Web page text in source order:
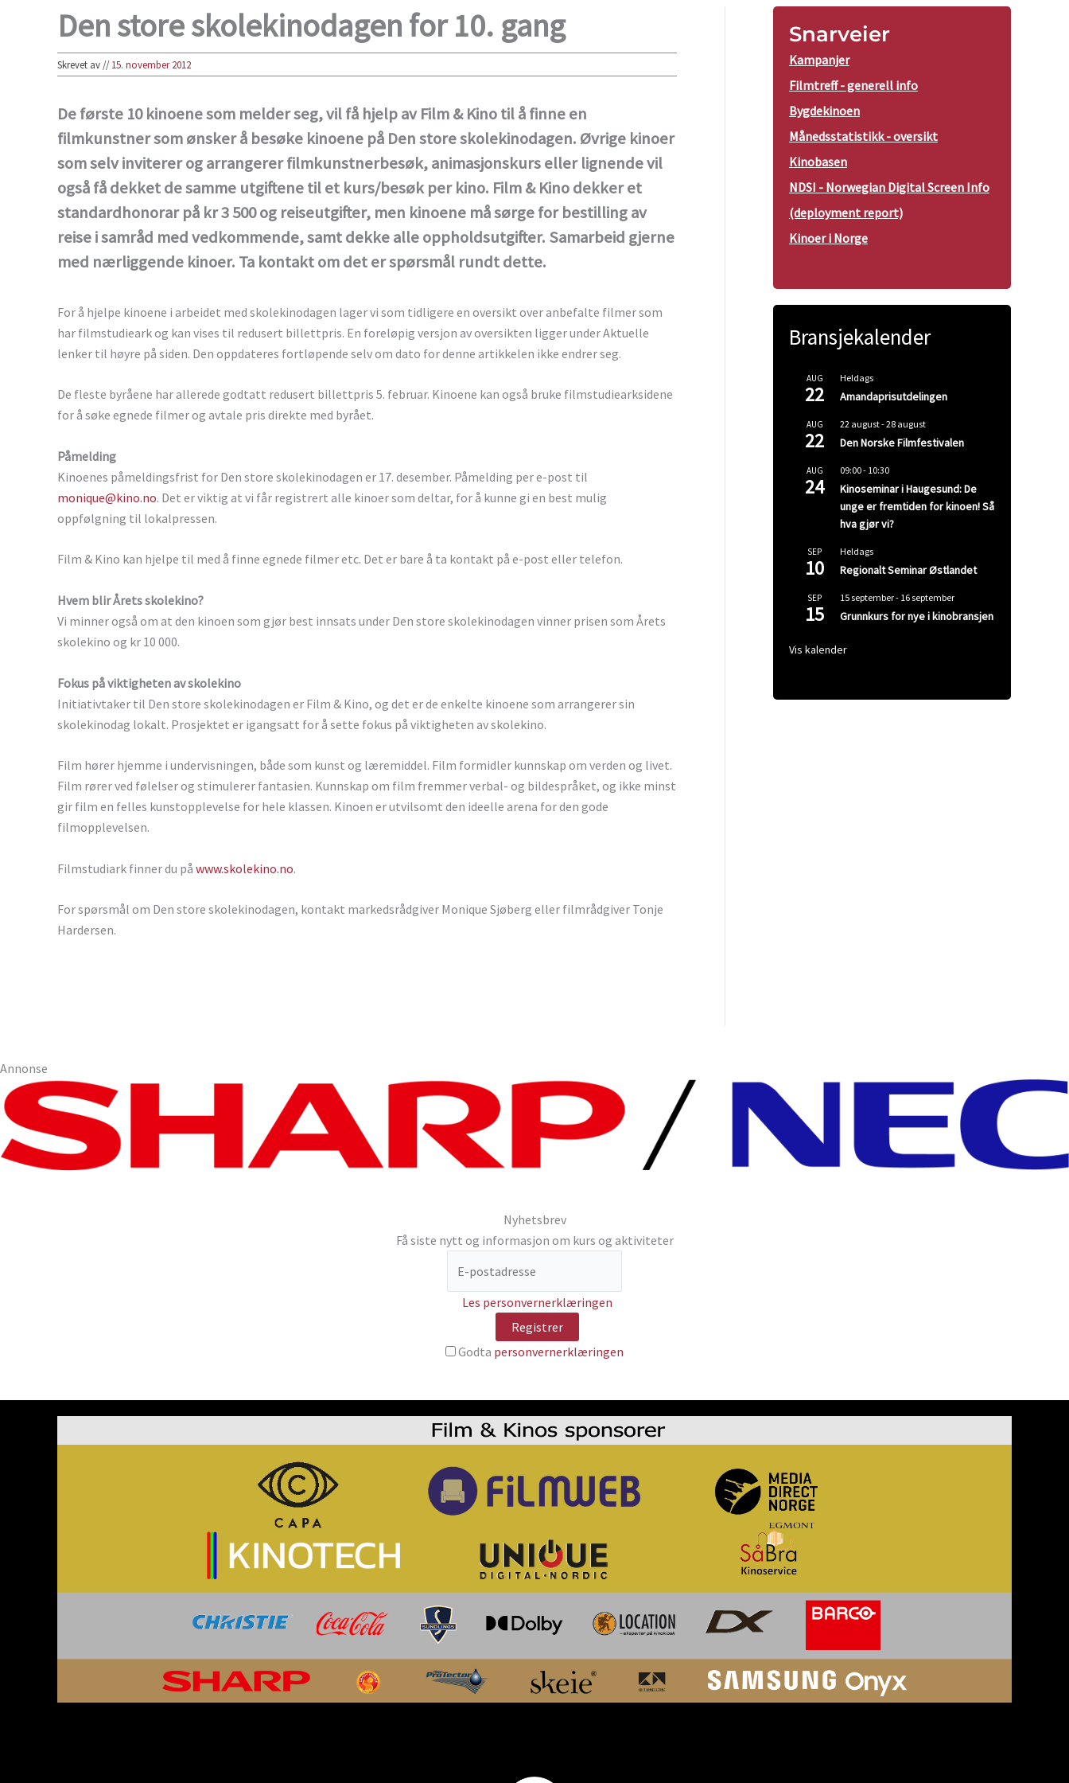
Den store skolekinodagen for 10. gang
Skrevet av//15. november 2012
De første 10 kinoene som melder seg, vil få hjelp av Film & Kino til å finne en
filmkunstner som ønsker å besøke kinoene på Den store skolekinodagen. Øvrige kinoer
som selv inviterer og arrangerer filmkunstnerbesøk, animasjonskurs eller lignende vil
også få dekket de samme utgiftene til et kurs/besøk per kino. Film & Kino dekker et
standardhonorar på kr 3 500 og reiseutgifter, men kinoene må sørge for bestilling av
reise i samråd med vedkommende, samt dekke alle oppholdsutgifter. Samarbeid gjerne
med nærliggende kinoer. Ta kontakt om det er spørsmål rundt dette.
For å hjelpe kinoene i arbeidet med skolekinodagen lager vi som tidligere en oversikt over anbefalte filmer som
har filmstudieark og kan vises til redusert billettpris. En foreløpig versjon av oversikten ligger under Aktuelle
lenker til høyre på siden. Den oppdateres fortløpende selv om dato for denne artikkelen ikke endrer seg.
De fleste byråene har allerede godtatt redusert billettpris 5. februar. Kinoene kan også bruke filmstudiearksidene
for å søke egnede filmer og avtale pris direkte med byrået.
Påmelding
Kinoenes påmeldingsfrist for Den store skolekinodagen er 17. desember. Påmelding per e-post til
monique@kino.no. Det er viktig at vi får registrert alle kinoer som deltar, for å kunne gi en best mulig
oppfølgning til lokalpressen.
Film & Kino kan hjelpe til med å finne egnede filmer etc. Det er bare å ta kontakt på e-post eller telefon.
Hvem blir Årets skolekino?
Vi minner også om at den kinoen som gjør best innsats under Den store skolekinodagen vinner prisen som Årets
skolekino og kr 10 000.
Fokus på viktigheten av skolekino
Initiativtaker til Den store skolekinodagen er Film & Kino, og det er de enkelte kinoene som arrangerer sin
skolekinodag lokalt. Prosjektet er igangsatt for å sette fokus på viktigheten av skolekino.
Film hører hjemme i undervisningen, både som kunst og læremiddel. Film formidler kunnskap om verden og livet.
Film rører ved følelser og stimulerer fantasien. Kunnskap om film fremmer verbal- og bildespråket, og ikke minst
gir film en felles kunstopplevelse for hele klassen. Kinoen er utvilsomt den ideelle arena for den gode
filmopplevelsen.
Filmstudiark finner du på www.skolekino.no.
For spørsmål om Den store skolekinodagen, kontakt markedsrådgiver Monique Sjøberg eller filmrådgiver Tonje
Hardersen.
Snarveier
Kampanjer
Filmtreff - generell info
Bygdekinoen
Månedsstatistikk - oversikt
Kinobasen
NDSI - Norwegian Digital Screen Info
(deployment report)
Kinoer i Norge
Bransjekalender
AUG
22
Heldags
Amandaprisutdelingen
AUG
22
22 august-28 august
Den Norske Filmfestivalen
AUG
24
09:00- 10:30
Kinoseminar i Haugesund: De
unge er fremtiden for kinoen! Så
hva gjør vi?
SEP
10
Heldags
Regionalt Seminar Østlandet
SEP
15
15 september- 16 september
Grunnkurs for nye i kinobransjen
Vis kalender
Annonse
Nyhetsbrev
Få siste nytt og informasjon om kurs og aktiviteter
Les personvernerklæringen
Godta personvernerklæringen